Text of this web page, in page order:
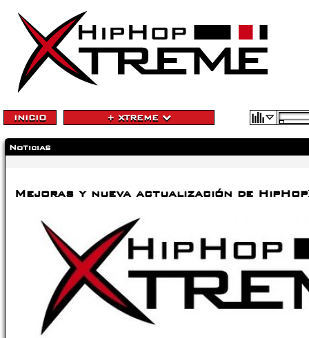
INICIO + XTREME
Noticias
Mejoras y nueva actualización de